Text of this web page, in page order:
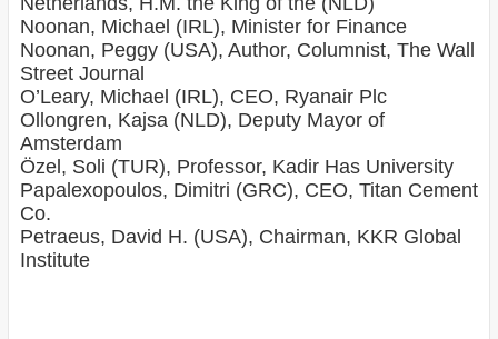
Noonan, Michael (IRL), Minister for Finance
Noonan, Peggy (USA), Author, Columnist, The Wall
Street Journal
O’Leary, Michael (IRL), CEO, Ryanair Plc
Ollongren, Kajsa (NLD), Deputy Mayor of
Amsterdam
Özel, Soli (TUR), Professor, Kadir Has University
Papalexopoulos, Dimitri (GRC), CEO, Titan Cement
Co.
Petraeus, David H. (USA), Chairman, KKR Global
Institute